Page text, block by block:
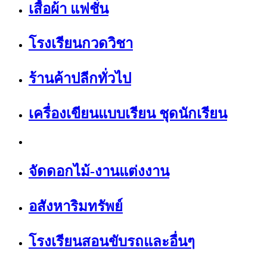
เสื้อผ้า แฟชั่น
โรงเรียนกวดวิชา
ร้านค้าปลีกทั่วไป
เครื่องเขียนแบบเรียน ชุดนักเรียน
จัดดอกไม้-งานแต่งงาน
อสังหาริมทรัพย์
โรงเรียนสอนขับรถและอื่นๆ